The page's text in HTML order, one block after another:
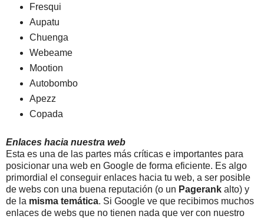
Fresqui
Aupatu
Chuenga
Webeame
Mootion
Autobombo
Apezz
Copada
Enlaces hacia nuestra web
Esta es una de las partes más críticas e importantes para
posicionar una web en Google de forma eficiente. Es algo
primordial el conseguir enlaces hacia tu web, a ser posible
de webs con una buena reputación (o un Pagerank alto) y
de la misma temática. Si Google ve que recibimos muchos
enlaces de webs que no tienen nada que ver con nuestro